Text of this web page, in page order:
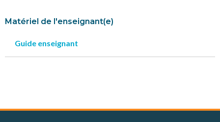
Matériel de l'enseignant(e)
Guide enseignant